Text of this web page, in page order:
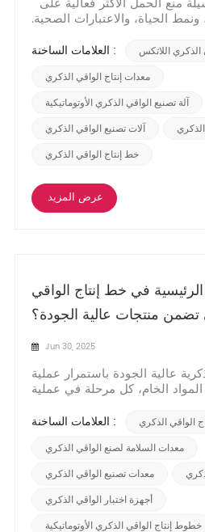
ونمط الحياة، والاعتبارات الصحية.
نظرًا لسهولة استخدامها، مما يقلل
العلامات الساخنة : الذكري اللاتكس
معدات إنتاج الواقي الذكري
آلة تصنيع الواقي الذكري الأوتوماتيكية
آلات تصنيع الواقي الذكري الذكري
خط إنتاج الواقي الذكري
عرض المزيد
في خط إنتاج الواقي
تضمن منتجات عالية الجودة؟
Jun 30, 2025
عالية الجودة باستمرار عملية
الخام، كل مرحلة في عملية
دقيقة مصممة خصيصًا للسلامة
العلامات الساخنة : الواقي الذكري
معدات السلامة لصنع الواقي الذكري
معدات تصنيع الواقي الذكري
أجهزة اختبار الواقي الذكري
خطوط إنتاج الواقي الذكري الأوتوماتيكية